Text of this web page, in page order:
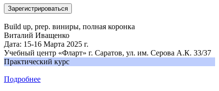
Зарегистрироваться
Build up, prep. виниры, полная коронка
Виталий Иващенко
Дата: 15-16 Марта 2025 г.
Учебный центр «Фларт» г. Саратов, ул. им. Серова А.К. 33/37
Практический курс
Подробнее